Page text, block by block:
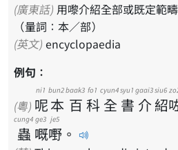
(廣東話) 用嚟介紹全部或既定範
（量詞：本／部）
(英文) encyclopaedia
例句：
(粵) 呢
ni1
本
bun2
百
baak3
科
fo1
全
cyun4
書
syu1
介
gaai3
紹
siu6
蟲
cung4
嘅
ge3
嘢
je5
。